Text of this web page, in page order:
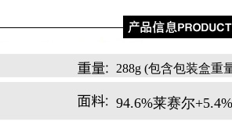
288g (包含包装盒重
94.6%莱赛尔